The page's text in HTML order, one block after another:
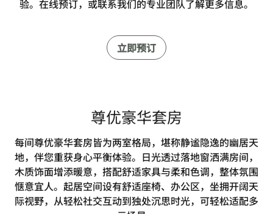
验。在线预订，或联系我们的专业团队了解更多信息。
立即预订
尊优豪华套房
每间尊优豪华套房皆为两室格局，堪称静谧隐逸的幽居天
地，伴您重获身心平衡体验。日光透过落地窗洒满房间，
木质饰面增添暖意，搭配舒适家具与柔和色调，整体氛围
惬意宜人。起居空间设有舒适座椅、办公区，坐拥开阔天
际视野，从轻松社交互动到独处沉思时光，可轻松适配多